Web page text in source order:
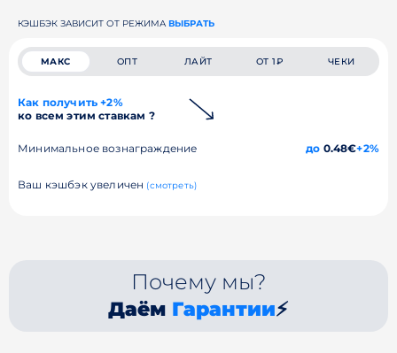
КЭШБЭК ЗАВИСИТ ОТ РЕЖИМА ВЫБРАТЬ
МАКС ОПТ ЛАЙТ ОТ 1₽ ЧЕКИ
Как получить +2%
ко всем этим ставкам ?
Минимальное вознаграждение до 0.48€+2%
Ваш кэшбэк увеличен (смотреть)
Почему мы?
Даём Гарантии⚡